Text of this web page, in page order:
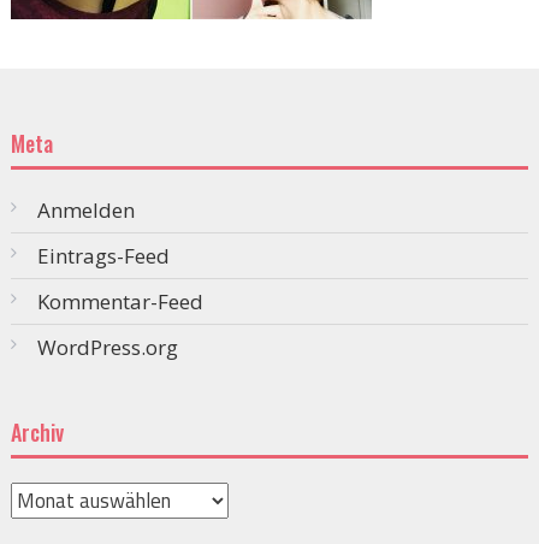
Meta
Anmelden
Eintrags-Feed
Kommentar-Feed
WordPress.org
Archiv
Archiv